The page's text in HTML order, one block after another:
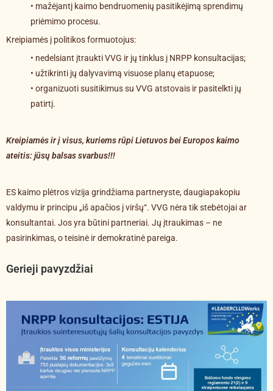
• mažėjantį kaimo bendruomenių pasitikėjimą sprendimų
priėmimo procesu.
Kreipiamės į politikos formuotojus:
• nedelsiant įtraukti VVG ir jų tinklus į NRPP konsultacijas;
• užtikrinti jų dalyvavimą visuose planų etapuose;
• organizuoti susitikimus su VVG atstovais ir pasitelkti jų
patirtį.
Kreipiamės ir į visus, kuriems rūpi Lietuvos bei Europos kaimo
ateitis: jūsų balsas svarbus!!!
ES kaimo plėtros vizija grindžiama partneryste, daugiapakopiu
valdymu ir principu „iš apačios į viršų“. VVG nėra tik stebėtojai ar
konsultantai. Jos yra būtini partneriai. Jų įtraukimas – ne
pasirinkimas, o teisinė ir demokratinė pareiga.
Gerieji pavyzdžiai